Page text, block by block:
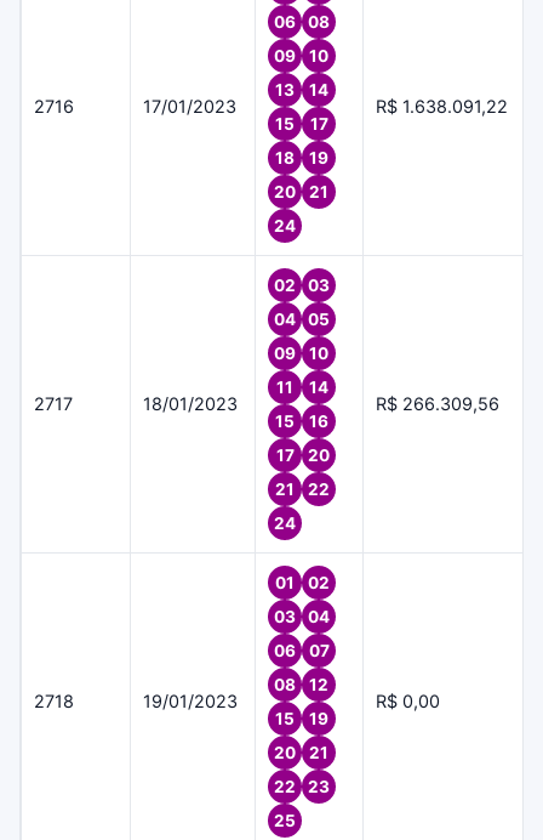
2716 17/01/2023
06
08
09
10
13
14
15
17
18
19
20
21
24
R$ 1.638.091,22
2717 18/01/2023
02
03
04
05
09
10
11
14
15
16
17
20
21
22
24
R$ 266.309,56
2718 19/01/2023
01
02
03
04
06
07
08
12
15
19
20
21
22
23
25
R$ 0,00